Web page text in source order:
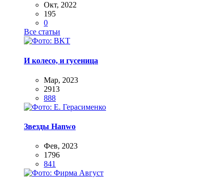
Окт, 2022
195
0
Все статьи
И колесо, и гусеница
Мар, 2023
2913
888
Звезды Hanwo
Фев, 2023
1796
841